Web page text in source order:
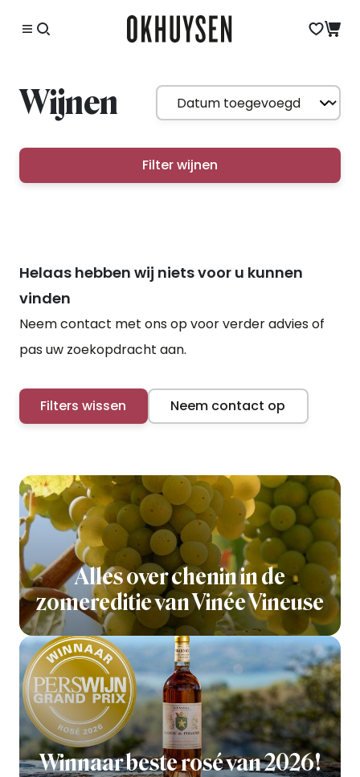
Wijnen
Filter wijnen
Helaas hebben wij niets voor u kunnen
vinden
Neem contact met ons op voor verder advies of
pas uw zoekopdracht aan.
Filters wissen Neem contact op
Alles over chenin in de
zomereditie van Vinée Vineuse
Winnaar beste rosé van 2026!